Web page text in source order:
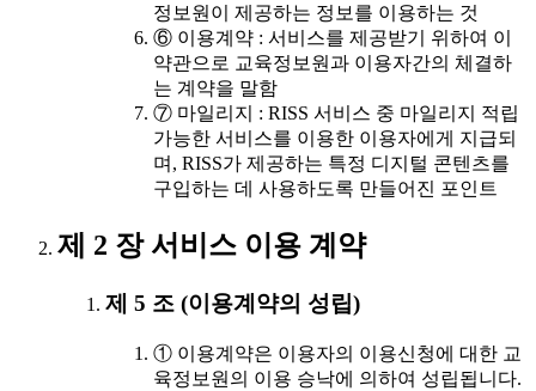
정보원이 제공하는 정보를 이용하는 것
⑥ 이용계약 : 서비스를 제공받기 위하여 이
약관으로 교육정보원과 이용자간의 체결하
는 계약을 말함
⑦ 마일리지 : RISS 서비스 중 마일리지 적립
가능한 서비스를 이용한 이용자에게 지급되
며, RISS가 제공하는 특정 디지털 콘텐츠를
구입하는 데 사용하도록 만들어진 포인트
제 2 장 서비스 이용 계약
제 5 조 (이용계약의 성립)
① 이용계약은 이용자의 이용신청에 대한 교
육정보원의 이용 승낙에 의하여 성립됩니다.